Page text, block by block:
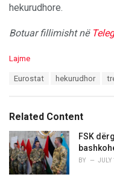
hekurudhore.
Botuar fillimisht në
C
o
r
i
e
s
:
Lajme
:
Eurostat hekurudhor
Related Content
FSK
BY JULY